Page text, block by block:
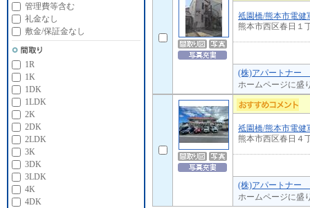
祗園橋/熊本市電健
熊本市西区春日１
(株)アパートナー
ホームページに盛
祗園橋/熊本市電健
熊本市西区春日４
(株)アパートナー
ホームページに盛
管理費等含む
礼金なし
敷金/保証金なし
1R
1K
1DK
1LDK
2K
2DK
2LDK
3K
3DK
3LDK
4K
4DK